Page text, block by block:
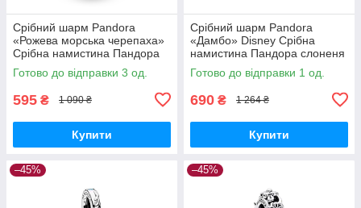
Срібний шарм Pandora
«Рожева морська черепаха»
Срібна намистина Пандора
Черепашка 798939C02
Готово до відправки 3 од.
595 ₴ 1 090 ₴
Купити
Срібний шарм Pandora
«Дамбо» Disney Срібна
намистина Пандора слоненя
Dumbo Дісней 799392C01
Готово до відправки 1 од.
690 ₴ 1 264 ₴
Купити
–45% –45%